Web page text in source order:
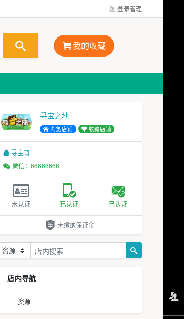
登录管理
我的收藏
寻宝之地
浏览店铺 收藏店铺
寻宝哥
微信：66666666
未认证 已认证 已认证
未缴纳保证金
店内导航
资源